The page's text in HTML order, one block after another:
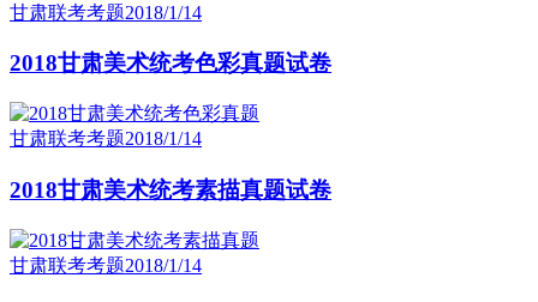
甘肃联考考题2018/1/14
2018甘肃美术统考色彩真题试卷
甘肃联考考题2018/1/14
2018甘肃美术统考素描真题试卷
甘肃联考考题2018/1/14